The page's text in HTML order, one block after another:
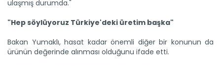
ulaşmış durumda."
"Hep söylüyoruz Türkiye'deki üretim başka"
Bakan Yumaklı, hasat kadar önemli diğer bir konunun da
ürünün değerinde alınması olduğunu ifade etti.